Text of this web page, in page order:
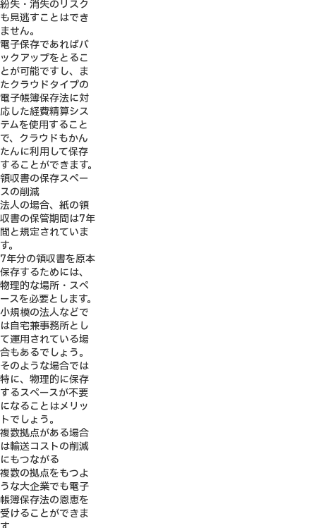
紛失・消失のリスク
も見逃すことはでき
ません。
電子保存であればバ
ックアップをとるこ
とが可能ですし、ま
たクラウドタイプの
電子帳簿保存法に対
応した経費精算シス
テムを使用すること
で、クラウドもかん
たんに利用して保存
することができます。
領収書の保存スペー
スの削減
法人の場合、紙の領
収書の保管期間は7年
間と規定されていま
す。
7年分の領収書を原本
保存するためには、
物理的な場所・スペ
ースを必要とします。
小規模の法人などで
は自宅兼事務所とし
て運用されている場
合もあるでしょう。
そのような場合では
特に、物理的に保存
するスペースが不要
になることはメリッ
トでしょう。
複数拠点がある場合
は輸送コストの削減
にもつながる
複数の拠点をもつよ
うな大企業でも電子
帳簿保存法の恩恵を
受けることができま